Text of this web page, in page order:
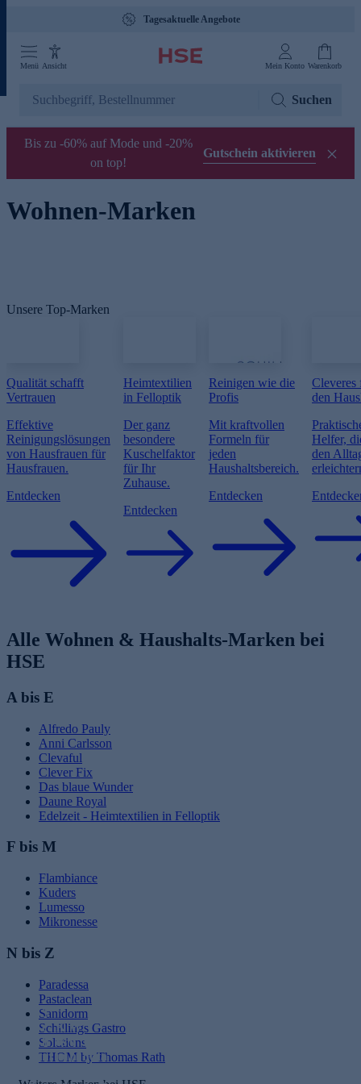
Tagesaktuelle Angebote
Menü Ansicht Mein Konto Warenkorb
Suchen
Bis zu -60% auf Mode und -20%
on top!
Gutschein aktivieren
Wohnen-Marken
Unsere Top-Marken
Qualität schafft
Vertrauen
Effektive
Reinigungslösungen
von Hausfrauen für
Hausfrauen.
Entdecken
Heimtextilien
in Felloptik
Der ganz
besondere
Kuschelfaktor
für Ihr
Zuhause.
Entdecken
Reinigen wie die
Profis
Mit kraftvollen
Formeln für
jeden
Haushaltsbereich.
Entdecken
Cleveres
den
Helfer,
den
Alle Wohnen & Haushalts-Marken bei
HSE
A bis E
Alfredo Pauly
Anni Carlsson
Clevaful
Clever Fix
Das blaue Wunder
Daune Royal
Edelzeit - Heimtextilien in Felloptik
F bis M
Flambiance
Kuders
Lumesso
Mikronesse
N bis Z
Paradessa
Pastaclean
Sanidorm
Schillings Gastro
Solutions
THOM by Thomas Rath
M
S
c
h
m
K
os
m
W
o
h
K
oc ta